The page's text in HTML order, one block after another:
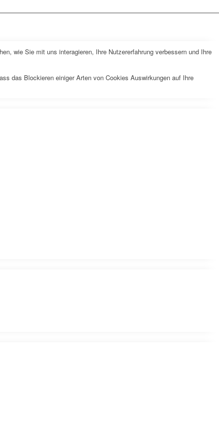
wie Sie mit uns interagieren, Ihre Nutzererfahrung verbessern und Ihre
das Blockieren einiger Arten von Cookies Auswirkungen auf Ihre